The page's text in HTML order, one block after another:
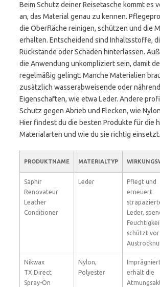
Beim Schutz deiner Reisetasche kommt es
an, das Material genau zu kennen.
die Oberfläche reinigen, schützen und die
erhalten. Entscheidend sind Inhaltsstoffe,
Rückstände oder Schäden hinterlassen.
die Anwendung unkompliziert sein, damit
regelmäßig gelingt. Manche Materialien
zusätzlich wasserabweisende oder
Eigenschaften, wie etwa Leder. Andere
Schutz gegen Abrieb und Flecken, wie
Hier findest du die besten Produkte für die
Materialarten und wie du sie richtig einsetzt.
PRODUKTNAME MATERIALTYP
Saphir
Renovateur
Leather
Conditioner
Leder
Pflegt und
erneuert
Leder,
schützt vor
Nikwax
TX.Direct
Spray-On
Nylon,
Polyester
erhält die